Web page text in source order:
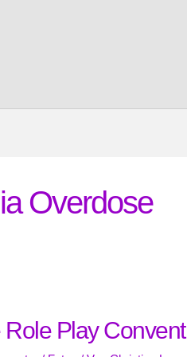
Overdose
Role Play